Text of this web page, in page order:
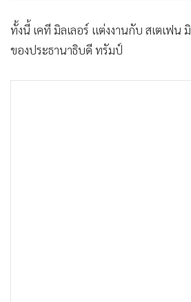
ทั้งนี้ เคที มิลเลอร์ แต่งงานกับ สเตเฟน
ของประธานาธิบดี ทรัมป์